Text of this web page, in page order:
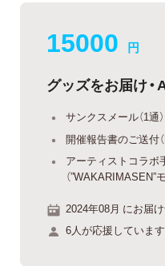
15000 円
グッズをお届け・
サンクスメール（1通）
開催報告書のご送付（
アーティストコラボ
（”WAKARIMASEN”
2024年08月 にお届け
6人が応援しています